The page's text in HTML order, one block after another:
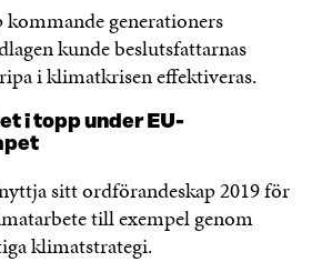
generationers
kunde beslutsfattarnas
i klimatkrisen effektiveras.
i topp under EU-
sitt ordförandeskap 2019 för
till exempel genom
klimatstrategi.